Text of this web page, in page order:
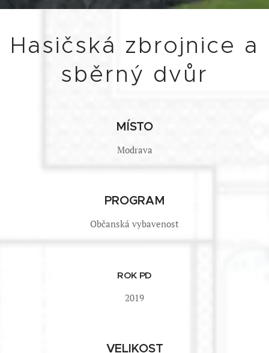
Hasičská zbrojnice a
sběrný dvůr
MÍSTO
Modrava
PROGRAM
Občanská vybavenost
ROK PD
2019
VELIKOST